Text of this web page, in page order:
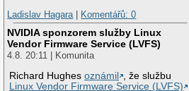
Ladislav Hagara
Komentářů: 0
NVIDIA sponzorem služby Linux
Vendor Firmware Service (LVFS)
4.8. 20:11 | Komunita
Richard Hughesoznámil
, že službu
Linux Vendor Firmware Service (LVFS)